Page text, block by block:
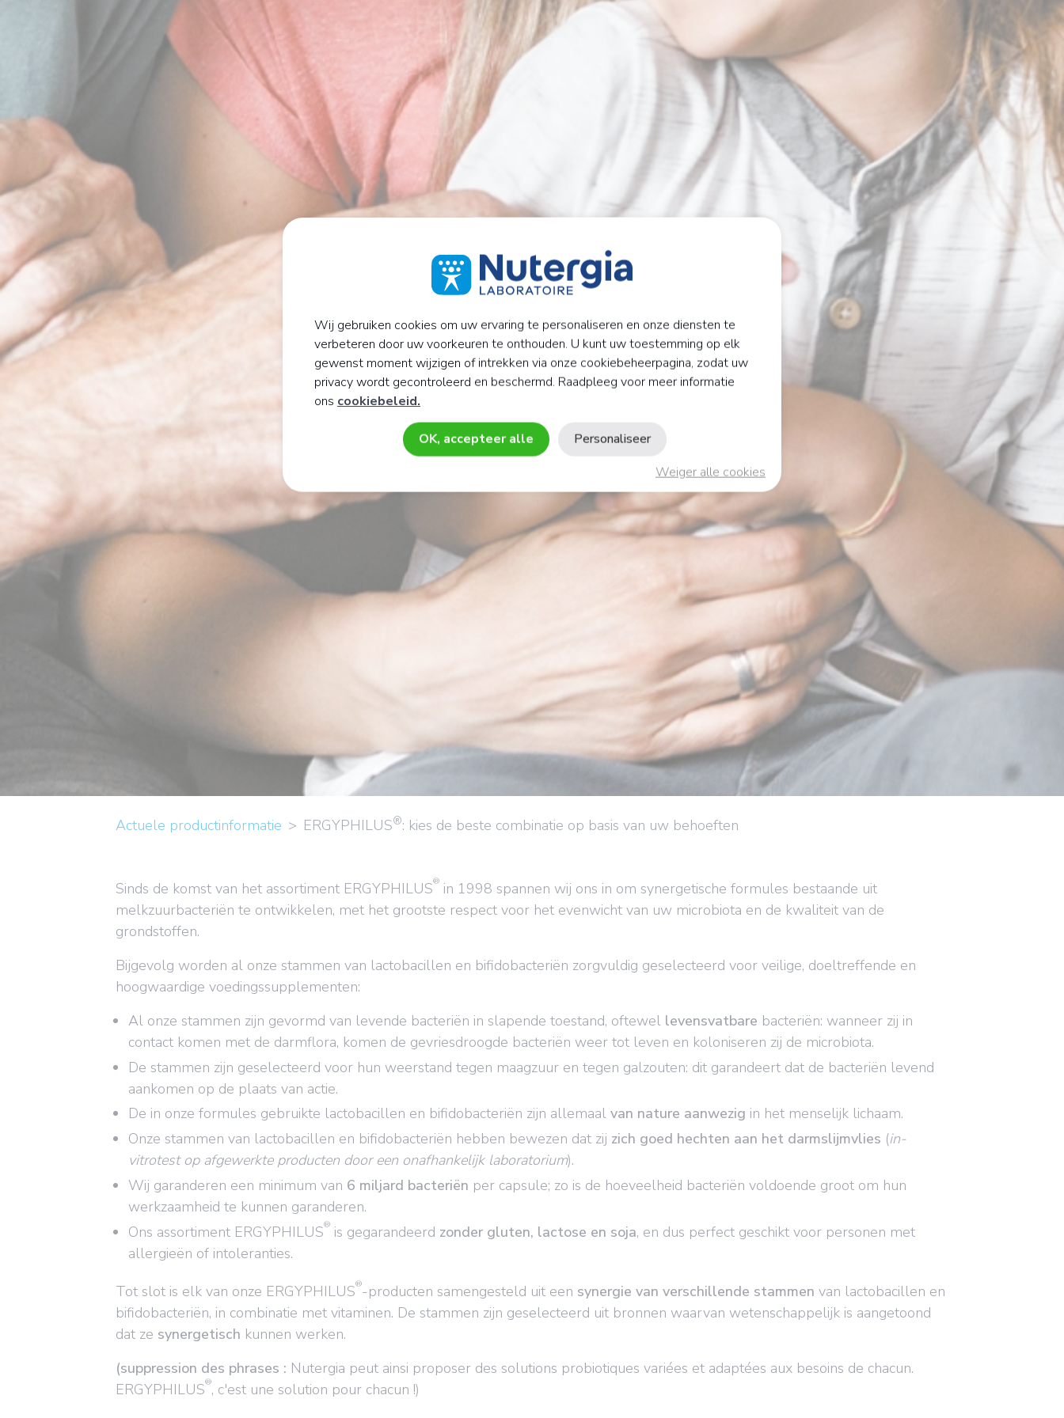
Actuele productinformatie ERGYPHILUS®: kies de beste combinatie op basis van uw behoeften
Sinds de komst van het assortiment ERGYPHILUS® in 1998 spannen wij ons in om synergetische formules bestaande uit
melkzuurbacteriën te ontwikkelen, met het grootste respect voor het evenwicht van uw microbiota en de kwaliteit van de
grondstoffen.
Bijgevolg worden al onze stammen van lactobacillen en bifidobacteriën zorgvuldig geselecteerd voor veilige, doeltreffende en
hoogwaardige voedingssupplementen:
Al onze stammen zijn gevormd van levende bacteriën in slapende toestand, oftewel levensvatbare bacteriën: wanneer zij in
contact komen met de darmflora, komen de gevriesdroogde bacteriën weer tot leven en koloniseren zij de microbiota.
De stammen zijn geselecteerd voor hun weerstand tegen maagzuur en tegen galzouten: dit garandeert dat de bacteriën levend
aankomen op de plaats van actie.
De in onze formules gebruikte lactobacillen en bifidobacteriën zijn allemaal van nature aanwezig in het menselijk lichaam.
Onze stammen van lactobacillen en bifidobacteriën hebben bewezen dat zij zich goed hechten aan het darmslijmvlies (in-
vitrotest op afgewerkte producten door een onafhankelijk laboratorium).
Wij garanderen een minimum van 6 miljard bacteriën per capsule; zo is de hoeveelheid bacteriën voldoende groot om hun
werkzaamheid te kunnen garanderen.
Ons assortiment ERGYPHILUS® is gegarandeerd zonder gluten, lactose en soja, en dus perfect geschikt voor personen met
allergieën of intoleranties.
Tot slot is elk van onze ERGYPHILUS®-producten samengesteld uit een synergie van verschillende stammen van lactobacillen en
bifidobacteriën, in combinatie met vitaminen. De stammen zijn geselecteerd uit bronnen waarvan wetenschappelijk is aangetoond
dat ze synergetisch kunnen werken.
(suppression des phrases : Nutergia peut ainsi proposer des solutions probiotiques variées et adaptées aux besoins de chacun.
ERGYPHILUS®, c'est une solution pour chacun !)
Wij gebruiken cookies om uw ervaring te personaliseren en onze diensten te
verbeteren door uw voorkeuren te onthouden. U kunt uw toestemming op elk
gewenst moment wijzigen of intrekken via onze cookiebeheerpagina, zodat uw
privacy wordt gecontroleerd en beschermd. Raadpleeg voor meer informatie
ons cookiebeleid.
OK, accepteer alle
Weiger alle cookies
Personaliseer